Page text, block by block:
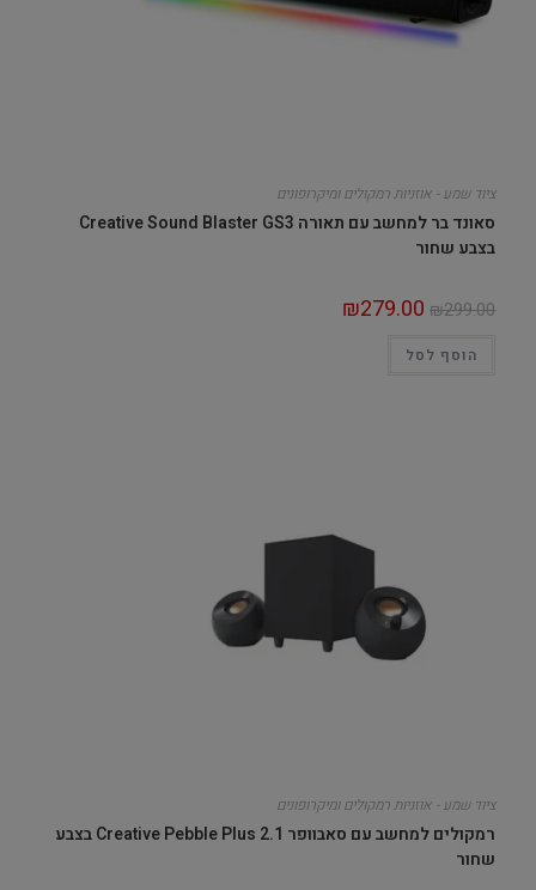
ציוד שמע - אוזניות רמקולים ומיקרופונים
סאונד בר למחשב עם תאורה Creative Sound Blaster GS3
בצבע שחור
₪299.00
₪279.00
הוסף לסל
ציוד שמע - אוזניות רמקולים ומיקרופונים
רמקולים למחשב עם סאבוופר Creative Pebble Plus 2.1 בצבע
שחור